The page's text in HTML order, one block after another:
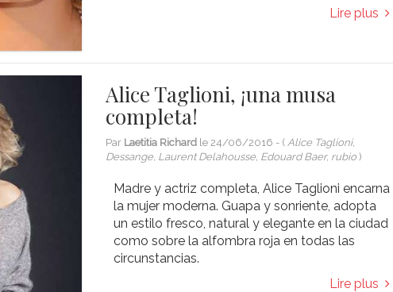
Lire plus
Alice Taglioni, ¡una musa
completa!
Par Laetitia Richard le 24/06/2016 - ( Alice Taglioni,
Dessange, Laurent Delahousse, Edouard Baer, rubio )
Madre y actriz completa, Alice Taglioni encarna
la mujer moderna. Guapa y sonriente, adopta
un estilo fresco, natural y elegante en la ciudad
como sobre la alfombra roja en todas las
circunstancias.
Lire plus